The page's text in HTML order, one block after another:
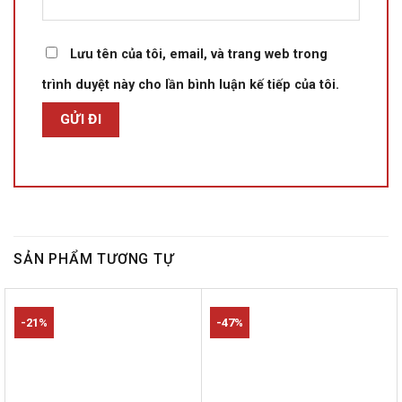
Lưu tên của tôi, email, và trang web trong
trình duyệt này cho lần bình luận kế tiếp của tôi.
SẢN PHẨM TƯƠNG TỰ
-21% -47%